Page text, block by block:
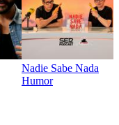
Nadie Sabe Nada
Humor